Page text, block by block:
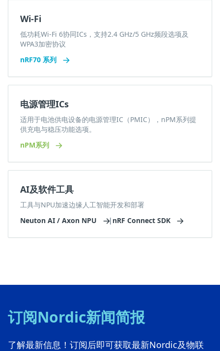
Wi-Fi
低功耗Wi-Fi 6协同ICs，支持2.4 GHz/5 GHz频段选项及
WPA3加密协议
nRF70 系列
电源管理ICs
适用于电池供电设备的电源管理IC（PMIC），nPM系列提
供充电与稳压功能选项。
nPM系列
AI及软件工具
工具与NPU加速边缘人工智能开发和部署
Neuton AI / Axon NPU
| nRF Connect SDK
订阅Nordic新闻简报
了解最新信息！订阅后即可获取最新Nordic及物联